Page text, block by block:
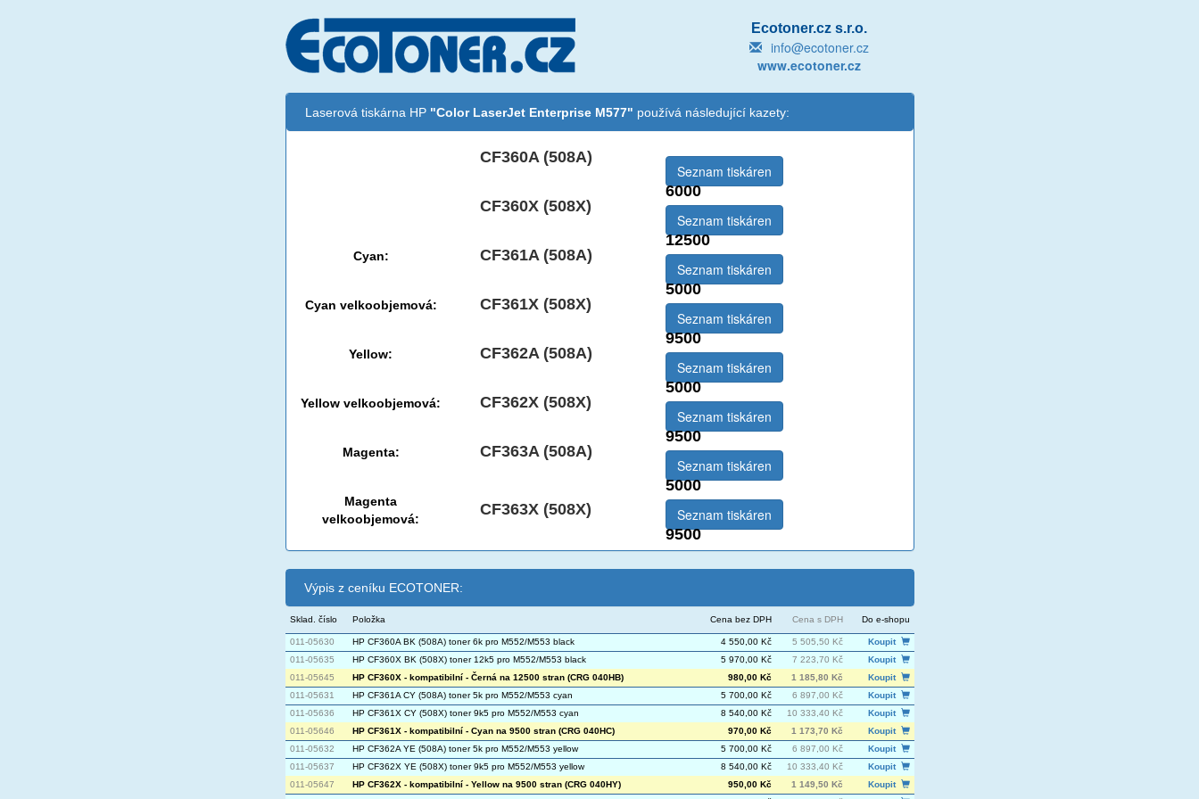
Ecotoner.cz s.r.o.
info@ecotoner.cz
www.ecotoner.cz
Laserová tiskárna HP "Color LaserJet Enterprise M577" používá následující kazety:
CF360A (508A)
6000
Seznam tiskáren
CF360X (508X)
12500
Seznam tiskáren
Cyan:
CF361A (508A)
5000
Seznam tiskáren
Cyan velkoobjemová:
CF361X (508X)
9500
Seznam tiskáren
Yellow:
CF362A (508A)
5000
Seznam tiskáren
Yellow velkoobjemová:
CF362X (508X)
9500
Seznam tiskáren
Magenta:
CF363A (508A)
5000
Seznam tiskáren
Magenta
velkoobjemová:
CF363X (508X)
9500
Seznam tiskáren
Výpis z ceníku ECOTONER:
Sklad. číslo Položka Cena bez DPH Cena s DPH Do e-shopu
011-05630 HP CF360A BK (508A) toner 6k pro M552/M553 black 4 550,00 Kč 5 505,50 Kč
Koupit
011-05635
HP CF360X BK (508X) toner 12k5 pro M552/M553 black 5 970,00 Kč 7 223,70 Kč
Koupit
011-05645
HP CF360X - kompatibilní - Černá na 12500 stran (CRG 040HB) 980,00 Kč 1 185,80 Kč
Koupit
011-05631
HP CF361A CY (508A) toner 5k pro M552/M553 cyan 5 700,00 Kč 6 897,00 Kč
Koupit
011-05636
HP CF361X CY (508X) toner 9k5 pro M552/M553 cyan 8 540,00 Kč 10 333,40 Kč
Koupit
011-05646
HP CF361X - kompatibilní - Cyan na 9500 stran (CRG 040HC) 970,00 Kč 1 173,70 Kč
Koupit
011-05632
HP CF362A YE (508A) toner 5k pro M552/M553 yellow 5 700,00 Kč 6 897,00 Kč
Koupit
011-05637
HP CF362X YE (508X) toner 9k5 pro M552/M553 yellow 8 540,00 Kč 10 333,40 Kč
Koupit
011-05647
HP CF362X - kompatibilní - Yellow na 9500 stran (CRG 040HY) 950,00 Kč 1 149,50 Kč
Koupit